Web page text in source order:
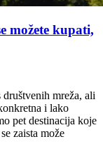
možete kupati,
mreža, ali
i lako
pet destinacija koje
zaista može